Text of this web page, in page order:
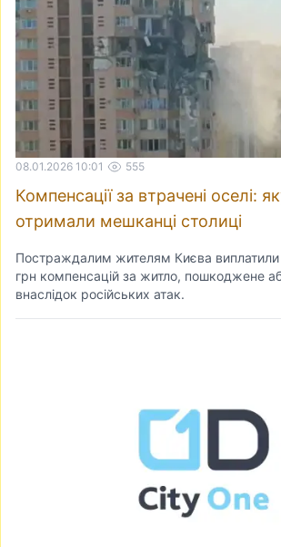
08.01.2026 10:01 555
Компенсації за втрачені оселі:
отримали мешканці столиці
Постраждалим жителям Києва
грн компенсацій за житло, пошкоджене
внаслідок російських атак.